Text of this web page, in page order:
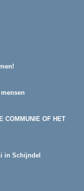
COMMUNIE OF HET
in Schijndel